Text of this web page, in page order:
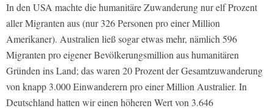
In den USA machte die humanitäre Zuwanderung nur elf Prozent
aller Migranten aus (nur 326 Personen pro einer Million
Amerikaner). Australien ließ sogar etwas mehr, nämlich 596
Migranten pro eigener Bevölkerungsmillion aus humanitären
Gründen ins Land; das waren 20 Prozent der Gesamtzuwanderung
von knapp 3.000 Einwanderern pro einer Million Australier. In
Deutschland hatten wir einen höheren Wert von 3.646